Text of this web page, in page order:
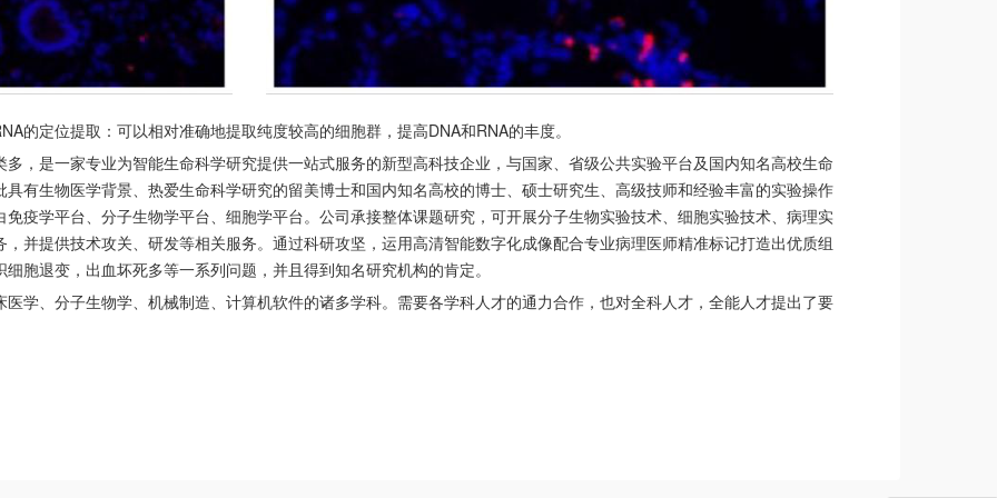
的定位提取：可以相对准确地提取纯度较高的细胞群，提高DNA和RNA的丰度。
，是一家专业为智能生命科学研究提供一站式服务的新型高科技企业，与国家、省级公共实验平台及国内知名高校生命
有生物医学背景、热爱生命科学研究的留美博士和国内知名高校的博士、硕士研究生、高级技师和经验丰富的实验操作
疫学平台、分子生物学平台、细胞学平台。公司承接整体课题研究，可开展分子生物实验技术、细胞实验技术、病理实
并提供技术攻关、研发等相关服务。通过科研攻坚，运用高清智能数字化成像配合专业病理医师精准标记打造出优质组
胞退变，出血坏死多等一系列问题，并且得到知名研究机构的肯定。
学、分子生物学、机械制造、计算机软件的诸多学科。需要各学科人才的通力合作，也对全科人才，全能人才提出了要